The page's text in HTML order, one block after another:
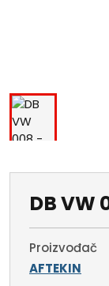
DB VW
Proizvođač
AFTEKIN